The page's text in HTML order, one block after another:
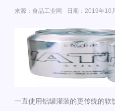
来源：食品工业网 日期：2019年10
一直使用铝罐灌装的更传统的